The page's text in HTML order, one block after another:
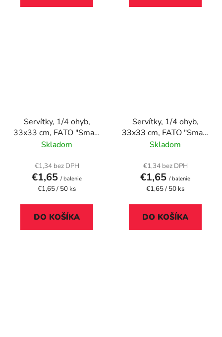
Servítky, 1/4 ohyb,
33x33 cm, FATO "Smart
Table", oranžová
Skladom
€1,34 bez DPH
€1,65 / balenie
Jednotková
€1,65 / 50 ks
DO KOŠÍKA
Servítky, 1/4 ohyb,
33x33 cm, FATO "Smart
Table", ružová
Skladom
€1,34 bez DPH
€1,65 / balenie
Jednotková
€1,65 / 50 ks
DO KOŠÍKA